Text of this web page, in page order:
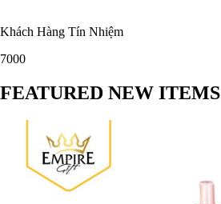
Khách Hàng Tín Nhiệm
7000
FEATURED NEW ITEMS